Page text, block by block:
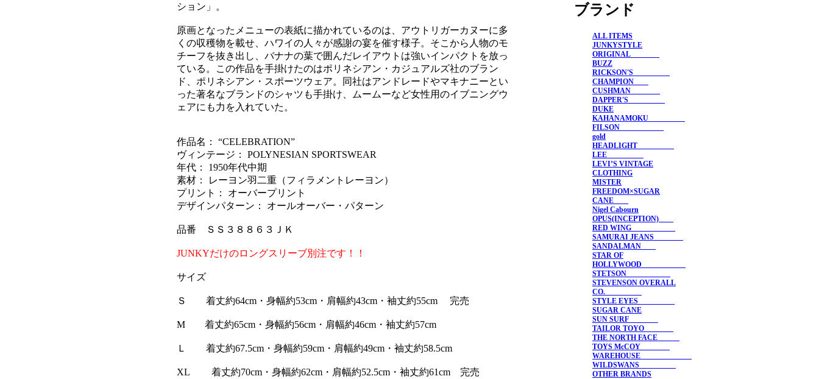
ション」。
原画となったメニューの表紙に描かれているのは、アウトリガーカヌーに多
くの収穫物を載せ、ハワイの人々が感謝の宴を催す様子。そこから人物のモ
チーフを抜き出し、バナナの葉で囲んだレイアウトは強いインパクトを放っ
ている。この作品を手掛けたのはポリネシアン・カジュアルズ社のブラン
ド、ポリネシアン・スポーツウェア。同社はアンドレードやマキナニーとい
った著名なブランドのシャツも手掛け、ムームーなど女性用のイブニングウ
ェアにも力を入れていた。
作品名： “CELEBRATION”
ヴィンテージ： POLYNESIAN SPORTSWEAR
年代： 1950年代中期
素材： レーヨン羽二重（フィラメントレーヨン）
プリント： オーバープリント
デザインパターン： オールオーバー・パターン
品番 ＳＳ３８８６３ＪＫ
JUNKYだけのロングスリーブ別注です！！
サイズ
Ｓ 着丈約64cm・身幅約53cm・肩幅約43cm・袖丈約55cm 完売
M 着丈約65cm・身幅約56cm・肩幅約46cm・袖丈約57cm
Ｌ 着丈約67.5cm・身幅約59cm・肩幅約49cm・袖丈約58.5cm
XL 着丈約70cm・身幅約62cm・肩幅約52.5cm・袖丈約61cm 完売
ブランド
ALL ITEMS
JUNKYSTYLE
ORIGINAL
BUZZ
RICKSON'S
CHAMPION
CUSHMAN
DAPPER'S
DUKE
KAHANAMOKU
FILSON
gold
HEADLIGHT
LEE
LEVI’S VINTAGE
CLOTHING
MISTER
FREEDOM×SUGAR
CANE
Nigel Cabourn
OPUS(INCEPTION)
RED WING
SAMURAI JEANS
SANDALMAN
STAR OF
HOLLYWOOD
STETSON
STEVENSON OVERALL
CO.
STYLE EYES
SUGAR CANE
SUN SURF
TAILOR TOYO
THE NORTH FACE
TOYS McCOY
WAREHOUSE
WILDSWANS
OTHER BRANDS